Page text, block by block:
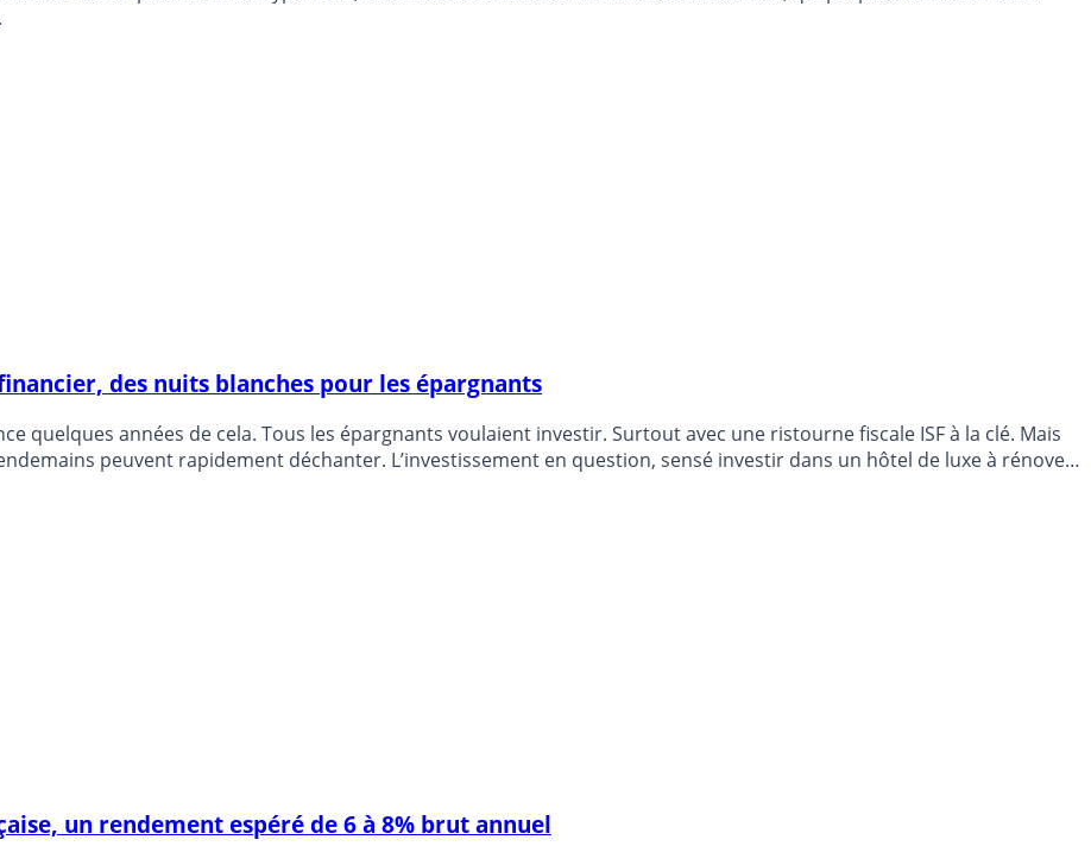
des nuits blanches pour les épargnants
quelques années de cela. Tous les épargnants voulaient investir. Surtout avec une ristourne fiscale ISF à la clé. Mais
peuvent rapidement déchanter. L’investissement en question, sensé investir dans un hôtel de luxe à rénover
un rendement espéré de 6 à 8% brut annuel